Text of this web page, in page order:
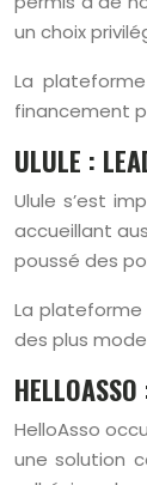
un choix
La
financement
ULULE :
Ulule s’est
accueillant
poussé des
La
des plus
HelloAsso
une solution